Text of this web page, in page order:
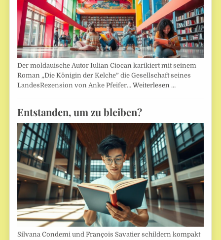
Der moldauische Autor Iulian Ciocan karikiert mit seinem
Roman „Die Königin der Kelche” die Gesellschaft seines
LandesRezension von Anke Pfeifer…Weiterlesen …
Entstanden, um zu bleiben?
Silvana Condemi und François Savatier schildern kompakt